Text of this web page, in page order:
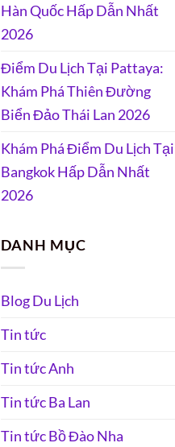
Hàn Quốc Hấp Dẫn Nhất
2026
Điểm Du Lịch Tại Pattaya:
Khám Phá Thiên Đường
Biển Đảo Thái Lan 2026
Khám Phá Điểm Du Lịch Tại
Bangkok Hấp Dẫn Nhất
2026
DANH MỤC
Blog Du Lịch
Tin tức
Tin tức Anh
Tin tức Ba Lan
Tin tức Bồ Đào Nha